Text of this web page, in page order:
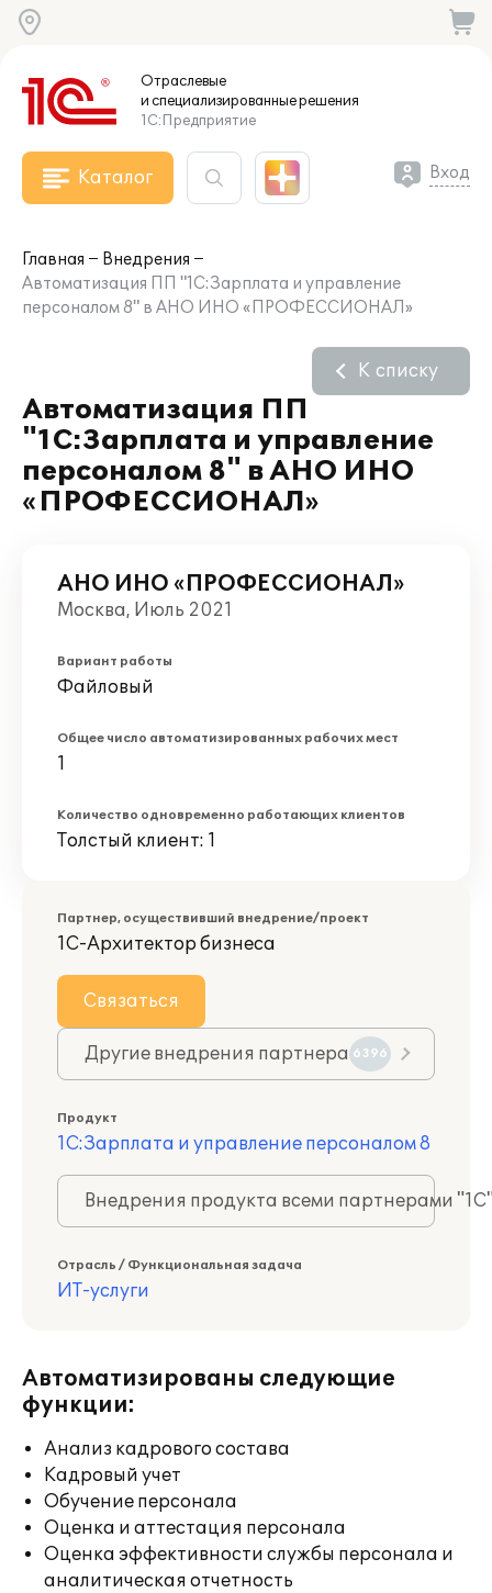
Отраслевые
и специализированныерешения
1С:Предприятие
Каталог Вход
Главная
Внедрения
Автоматизация ПП "1С:Зарплата и управление
персоналом 8" в АНО ИНО «ПРОФЕССИОНАЛ»
Автоматизация ПП
"1С:Зарплата и управление
персоналом 8" в АНО ИНО
«ПРОФЕССИОНАЛ»
К списку
АНО ИНО «ПРОФЕССИОНАЛ»
Москва, Июль 2021
Вариант работы
Файловый
Общее число автоматизированных рабочих мест
1
Количество одновременно работающих клиентов
Толстый клиент: 1
Партнер, осуществивший внедрение/проект
1С-Архитектор бизнеса
Связаться
Другие внедрения партнера 6396
Продукт
1С:Зарплата и управление персоналом 8
Внедрения продукта всеми партнерами
Отрасль / Функциональная задача
ИТ-услуги
Автоматизированы следующие
функции:
Анализ кадрового состава
Кадровый учет
Обучение персонала
Оценка и аттестация персонала
Оценка эффективности службы персонала и
аналитическая отчетность